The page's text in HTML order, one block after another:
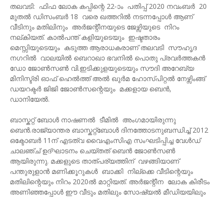
തലവടി: ഫിഫ ലോക കപ്പിന്റെ 22-ാം പതിപ്പ് 2020 നവംബർ 20
മുതൽ ഡിസംബർ 18 വരെ ഖത്തറിൽ നടന്നപ്പോൾ ആണ്
വീടിനും മതിലിനും അർജന്റീനയുടെ ജേഴ്സിയുടെ നിറം
നല്കിയത്. കാൽപന്ത് കളിയുടെയും ഇഷ്ടതാരം
മെസ്സിയുടെയും കടുത്ത ആരാധകരാണ് തലവടി സൗഹൃദ
നഗറിൽ വാലയിൽ ബെറാഖാ ഭവനിൽ പൊതു പ്രവർത്തകൻ
ഡോ ജോൺസൺ വി.ഇടിക്കുളയുടെയും സൗദി അറേബ്യ
മിനിസ്ട്രി ഓഫ് ഹെൽത്ത് അൽ ഖുർമ ഹോസ്പിറ്റൽ നേഴ്സിംങ്ങ്
ഡയറക്ടർ ജിജി ജോൺസന്റെയും മക്കളായ ബെൻ,
ഡാനിയേൽ.
ബാസ്കറ്റ് ബോൾ നാഷണൽ ടീമിൽ അംഗമായിരുന്നു
ബെൻ.രാജ്യാന്തര ബാസ്കറ്റ്ബോള്‍ ദിനത്തോടനുബന്ധിച്ച് 2012
ഒക്ടോബർ 11ന് എടത്വ വൈഎംസിഎ സംഘടിപ്പിച്ച വേൾഡ്
ചാലഞ്ച് ഉദ്ഘാടനം ചെയ്തത്‌ ബെൻ ജോൺസൺ
ആയിരുന്നു. മക്കളുടെ താത്പര്യത്തിന് വഴങ്ങിയാണ്
പന്തുരുളാൻ മണിക്കൂറുകൾ ബാക്കി നില്ക്കെ വീടിന്റെയും
മതിലിന്റെയും നിറം 2020ൽ മാറ്റിയത്. അർജന്റീന ലോക കിരീടം
അണിഞ്ഞപ്പോൾ ഈ വീടും മതിലും സോഷ്യൽ മീഡിയയിലും